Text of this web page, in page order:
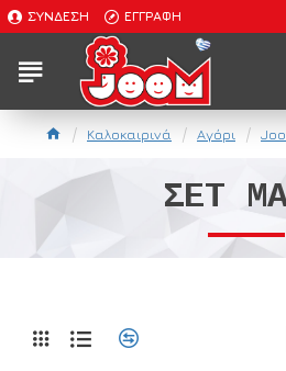
ΣΎΝΔΕΣΗ ΕΓΓΡΑΦΉ
Καλοκαιρινά Αγόρι
ΣΕΤ